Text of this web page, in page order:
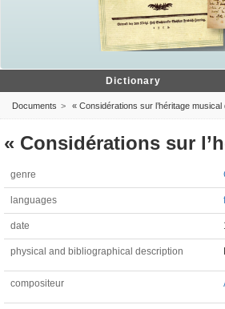
Dictionary
Documents « Considérations sur l’héritage musical
« Considérations sur
genre
languages
date
physical and bibliographical description
compositeur